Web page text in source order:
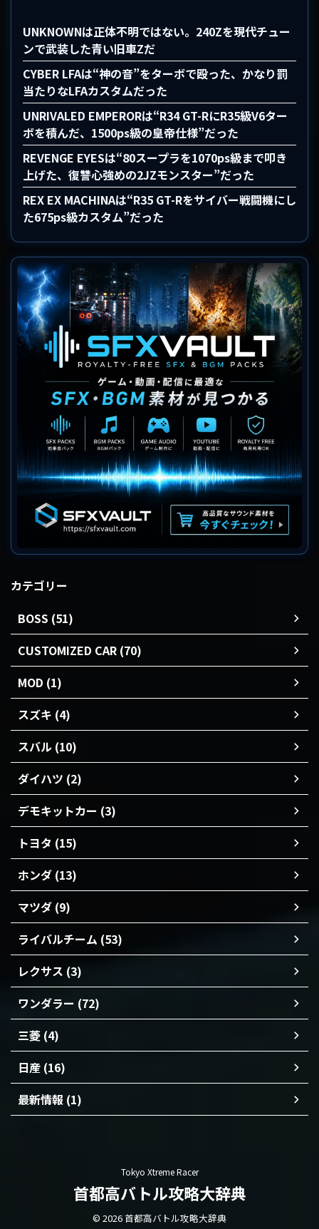
UNKNOWNは正体不明ではない。240Zを現代チュー
ンで武装した青い旧車Zだ
CYBER LFAは“神の音”をターボで殴った、かなり罰
当たりなLFAカスタムだった
UNRIVALED EMPERORは“R34 GT-RにR35級V6ター
ボを積んだ、1500ps級の皇帝仕様”だった
REVENGE EYESは“80スープラを1070ps級まで叩き
上げた、復讐心強めの2JZモンスター”だった
REX EX MACHINAは“R35 GT-Rをサイバー戦闘機にし
た675ps級カスタム”だった
カテゴリー
BOSS (51)
CUSTOMIZED CAR (70)
MOD (1)
スズキ (4)
スバル (10)
ダイハツ (2)
デモキットカー (3)
トヨタ (15)
ホンダ (13)
マツダ (9)
ライバルチーム (53)
レクサス (3)
ワンダラー (72)
三菱 (4)
日産 (16)
最新情報 (1)
Tokyo Xtreme Racer
首都高バトル攻略大辞典
© 2026 首都高バトル攻略大辞典